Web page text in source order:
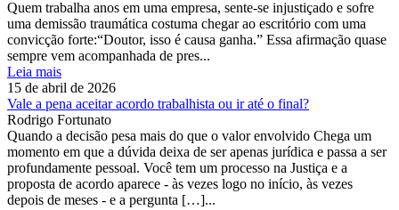
Quem trabalha anos em uma empresa, sente-se injustiçado e sofre
uma demissão traumática costuma chegar ao escritório com uma
convicção forte:“Doutor, isso é causa ganha.” Essa afirmação quase
sempre vem acompanhada de pres...
Leia mais
15 de abril de 2026
Vale a pena aceitar acordo trabalhista ou ir até o final?
Rodrigo Fortunato
Quando a decisão pesa mais do que o valor envolvido Chega um
momento em que a dúvida deixa de ser apenas jurídica e passa a ser
profundamente pessoal. Você tem um processo na Justiça e a
proposta de acordo aparece - às vezes logo no início, às vezes
depois de meses - e a pergunta […]...